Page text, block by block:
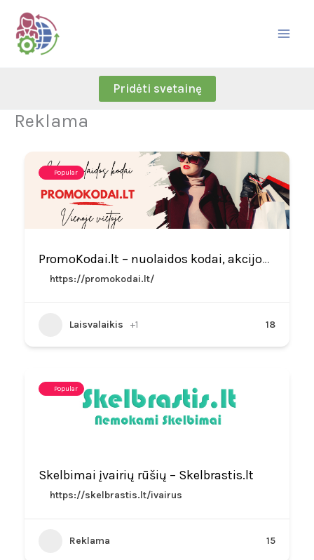
Skip
content
Pridėti svetainę
Reklama
Popular
PromoKodai.lt – nuolaidos kodai, akcijos ir kuponai
https://promokodai.lt/
Laisvalaikis +1 18
Popular
Skelbimai įvairių rūšių – Skelbrastis.lt
https://skelbrastis.lt/ivairus
Reklama 15